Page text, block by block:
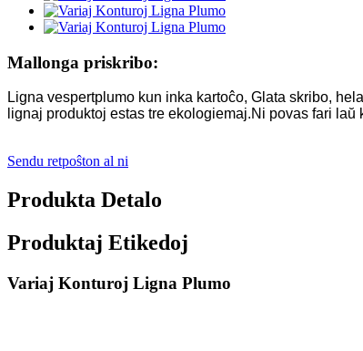
Mallonga priskribo:
Ligna vespertplumo kun inka kartoĉo, Glata skribo,
lignaj produktoj estas tre ekologiemaj.Ni povas fari
Sendu retpoŝton al ni
Produkta Detalo
Produktaj Etikedoj
Variaj Konturoj Ligna Plumo